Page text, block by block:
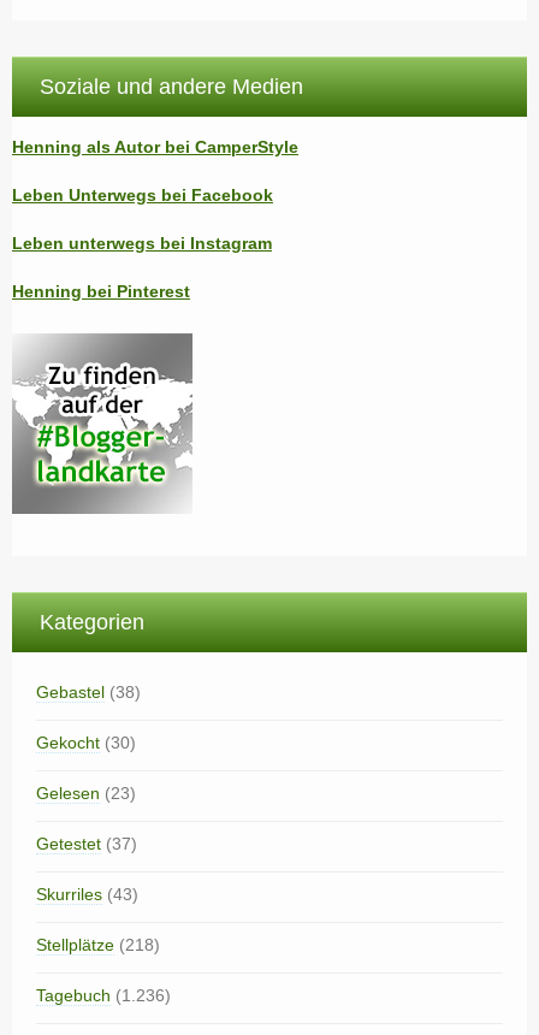
Soziale und andere Medien
Henning als Autor bei CamperStyle
Leben Unterwegs bei Facebook
Leben unterwegs bei Instagram
Henning bei Pinterest
Kategorien
Gebastel (38)
Gekocht (30)
Gelesen (23)
Getestet (37)
Skurriles (43)
Stellplätze (218)
Tagebuch (1.236)